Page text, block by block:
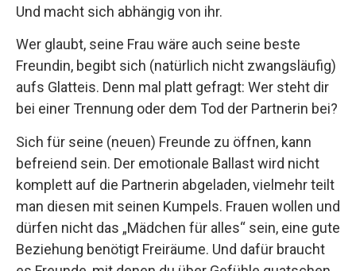
Und macht sich abhängig von ihr.
Wer glaubt, seine Frau wäre auch seine beste
Freundin, begibt sich (natürlich nicht zwangsläufig)
aufs Glatteis. Denn mal platt gefragt: Wer steht dir
bei einer Trennung oder dem Tod der Partnerin bei?
Sich für seine (neuen) Freunde zu öffnen, kann
befreiend sein. Der emotionale Ballast wird nicht
komplett auf die Partnerin abgeladen, vielmehr teilt
man diesen mit seinen Kumpels. Frauen wollen und
dürfen nicht das „Mädchen für alles“ sein, eine gute
Beziehung benötigt Freiräume. Und dafür braucht